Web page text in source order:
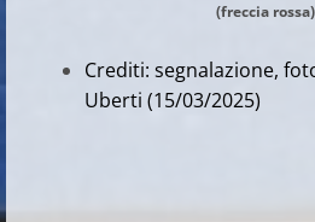
(freccia rossa)
Crediti: segnalazione,
Uberti (15/03/2025)